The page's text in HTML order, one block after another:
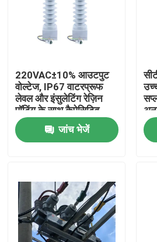
उत्पादों
वीआर दिखाएँ
220VAC±10% आउटपुट
वोल्टेज, IP67 वाटरप्रूफ
लेवल और इंसुलेटिंग रेज़िन
पॉटिंग के साथ कैपेसिटिव
ट्रांसफार्मर हाई वोल्टेज
कैपेसिटर पावर सप्लाई
जांच भेजें